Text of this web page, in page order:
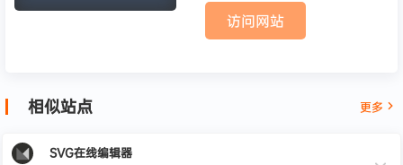
访问网站
相似站点 更多
SVG在线编辑器